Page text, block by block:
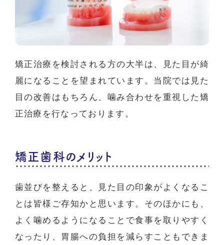
矯正治療を検討される方の大半は、見た目が綺
麗になることを望まれています。当院では見た
目の改善はもちろん、噛み合わせを重視した矯
正治療を行なっております。
矯正歯科のメリット
歯並びを整えると、見た目の印象がよくなるこ
とは皆様ご存知かと思います。そのほかにも、
よく噛めるようになることで食事を取りやすく
なったり、胃腸への負担を減らすこともできま